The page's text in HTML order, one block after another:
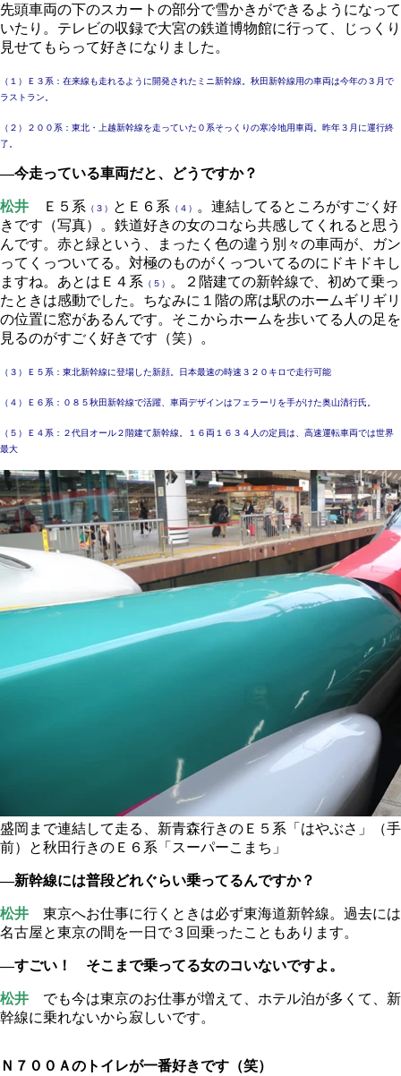
先頭車両の下のスカートの部分で雪かきができるようになって
いたり。テレビの収録で大宮の鉄道博物館に行って、じっくり
見せてもらって好きになりました。
（１）Ｅ３系：在来線も走れるように開発されたミニ新幹線。秋田新幹線用の車両は今年の３月で
ラストラン。
（２）２００系：東北・上越新幹線を走っていた０系そっくりの寒冷地用車両。昨年３月に運行終
了。
―今走っている車両だと、どうですか？
松井 Ｅ５系 （３） とＥ６系 （４）
。連結してるところがすごく好
きです（写真）。鉄道好きの女のコなら共感してくれると思う
んです。赤と緑という、まったく色の違う別々の車両が、ガン
ってくっついてる。対極のものがくっついてるのにドキドキし
ますね。あとはＥ４系 （５）
。２階建ての新幹線で、初めて乗っ
たときは感動でした。ちなみに１階の席は駅のホームギリギリ
の位置に窓があるんです。そこからホームを歩いてる人の足を
見るのがすごく好きです（笑）。
（３）Ｅ５系：東北新幹線に登場した新顔。日本最速の時速３２０キロで走行可能
（４）Ｅ６系：０８５秋田新幹線で活躍、車両デザインはフェラーリを手がけた奥山清行氏。
（５）Ｅ４系：２代目オール２階建て新幹線。１６両１６３４人の定員は、高速運転車両では世界
最大
盛岡まで連結して走る、新青森行きのＥ５系「はやぶさ」（手
前）と秋田行きのＥ６系「スーパーこまち」
―新幹線には普段どれぐらい乗ってるんですか？
松井 東京へお仕事に行くときは必ず東海道新幹線。過去には
名古屋と東京の間を一日で３回乗ったこともあります。
―すごい！ そこまで乗ってる女のコいないですよ。
松井 でも今は東京のお仕事が増えて、ホテル泊が多くて、新
幹線に乗れないから寂しいです。
Ｎ７００Ａのトイレが一番好きです（笑）